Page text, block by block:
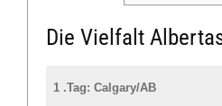
Die Vielfalt
1 .Tag: Calgary/AB